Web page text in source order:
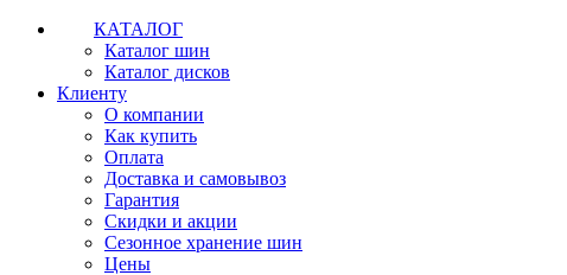
КАТАЛОГ
Каталог шин
Каталог дисков
Клиенту
О компании
Как купить
Оплата
Доставка и самовывоз
Гарантия
Скидки и акции
Сезонное хранение шин
Цены